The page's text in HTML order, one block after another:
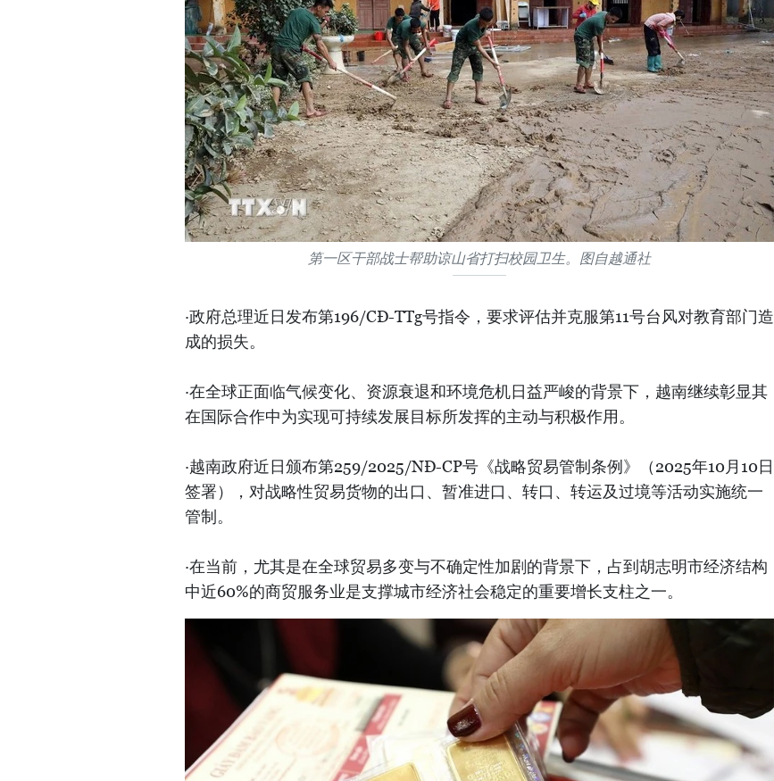
第一区干部战士帮助谅山省打扫校园卫生。图自越通社
·政府总理近日发布第196/CĐ-TTg号指令，要求评估并克服第11号台风对教育部门造
成的损失。
·在全球正面临气候变化、资源衰退和环境危机日益严峻的背景下，越南继续彰显其
在国际合作中为实现可持续发展目标所发挥的主动与积极作用。
·越南政府近日颁布第259/2025/NĐ-CP号《战略贸易管制条例》（2025年10月10日
签署），对战略性贸易货物的出口、暂准进口、转口、转运及过境等活动实施统一
管制。
·在当前，尤其是在全球贸易多变与不确定性加剧的背景下，占到胡志明市经济结构
中近60%的商贸服务业是支撑城市经济社会稳定的重要增长支柱之一。